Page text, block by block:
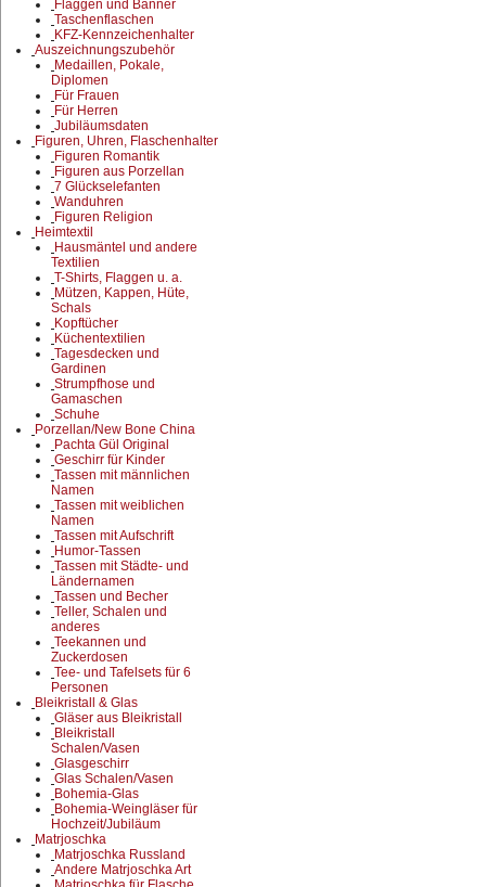
Flaggen und Banner
Taschenflaschen
KFZ-Kennzeichenhalter
Auszeichnungszubehör
Medaillen, Pokale,
Diplomen
Für Frauen
Für Herren
Jubiläumsdaten
Figuren, Uhren, Flaschenhalter
Figuren Romantik
Figuren aus Porzellan
7 Glückselefanten
Wanduhren
Figuren Religion
Heimtextil
Hausmäntel und andere
Textilien
T-Shirts, Flaggen u. a.
Mützen, Kappen, Hüte,
Schals
Kopftücher
Küchentextilien
Tagesdecken und
Gardinen
Strumpfhose und
Gamaschen
Schuhe
Porzellan/New Bone China
Pachta Gül Original
Geschirr für Kinder
Tassen mit männlichen
Namen
Tassen mit weiblichen
Namen
Tassen mit Aufschrift
Humor-Tassen
Tassen mit Städte- und
Ländernamen
Tassen und Becher
Teller, Schalen und
anderes
Teekannen und
Zuckerdosen
Tee- und Tafelsets für 6
Personen
Bleikristall & Glas
Gläser aus Bleikristall
Bleikristall
Schalen/Vasen
Glasgeschirr
Glas Schalen/Vasen
Bohemia-Glas
Bohemia-Weingläser für
Hochzeit/Jubiläum
Matrjoschka
Matrjoschka Russland
Andere Matrjoschka Art